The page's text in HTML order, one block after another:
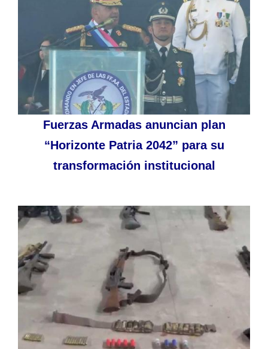
Fuerzas Armadas anuncian plan
“Horizonte Patria 2042” para su
transformación institucional